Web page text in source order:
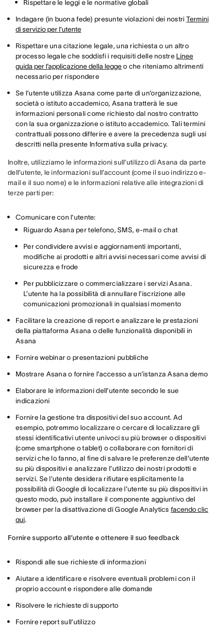
Rispettare le leggi e le normative globali
Indagare (in buona fede) presunte violazioni dei nostri Termini
di servizio per l’utente
Rispettare una citazione legale, una richiesta o un altro
processo legale che soddisfi i requisiti delle nostre Linee
guida per l’applicazione della leggeo che riteniamo altrimenti
necessario per rispondere
Se l’utente utilizza Asana come parte di un’organizzazione,
società o istituto accademico, Asana tratterà le sue
informazioni personali come richiesto dal nostro contratto
con la sua organizzazione o istituto accademico. Tali termini
contrattuali possono differire e avere la precedenza sugli usi
descritti nella presente Informativa sulla privacy.
Inoltre, utilizziamo le informazioni sull’utilizzo di Asana da parte
dell’utente, le informazioni sull’account (come il suo indirizzo e-
mail e il suo nome) e le informazioni relative alle integrazioni di
terze parti per:
Comunicare con l’utente:
Riguardo Asana per telefono, SMS, e-mail o chat
Per condividere avvisi e aggiornamenti importanti,
modifiche ai prodotti e altri avvisi necessari come avvisi di
sicurezza e frode
Per pubblicizzare o commercializzare i servizi Asana.
L’utente ha la possibilità di annullare l’iscrizione alle
comunicazioni promozionali in qualsiasi momento
Facilitare la creazione di report e analizzare le prestazioni
della piattaforma Asana o delle funzionalità disponibili in
Asana
Fornire webinar o presentazioni pubbliche
Mostrare Asana o fornire l’accesso a un’istanza Asana demo
Elaborare le informazioni dell’utente secondo le sue
indicazioni
Fornire la gestione tra dispositivi del suo account. Ad
esempio, potremmo localizzare o cercare di localizzare gli
stessi identificativi utente univoci su più browser o dispositivi
(come smartphone o tablet) o collaborare con fornitori di
servizi che lo fanno, al fine di salvare le preferenze dell’utente
su più dispositivi e analizzare l’utilizzo dei nostri prodotti e
servizi. Se l’utente desidera rifiutare esplicitamente la
possibilità di Google di localizzare l’utente su più dispositivi in
questo modo, può installare il componente aggiuntivo del
browser per la disattivazione di Google Analytics facendo clic
qui.
Fornire supporto all’utente e ottenere il suo feedback
Rispondi alle sue richieste di informazioni
Aiutare a identificare e risolvere eventuali problemi con il
proprio account e rispondere alle domande
Risolvere le richieste di supporto
Fornire report sull’utilizzo